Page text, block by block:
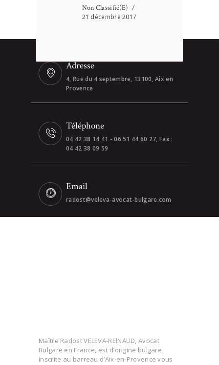
Non Classifié(e)
21 décembre 2017
Adresse
4, Rue du 4 septembre, 13100, Aix en
Provence
Téléphone
04 42 38 14 41 - 06 51 44 60 27, Fax :
04 42 38 09 59
Email
radost@veleva-avocat-bulgare.com
Maître Radost VELEVA-REINAUD, Avocat
Bulgare en France, est d’origine bulgare
inscrite au barreau d’Aix-en-Provence vous